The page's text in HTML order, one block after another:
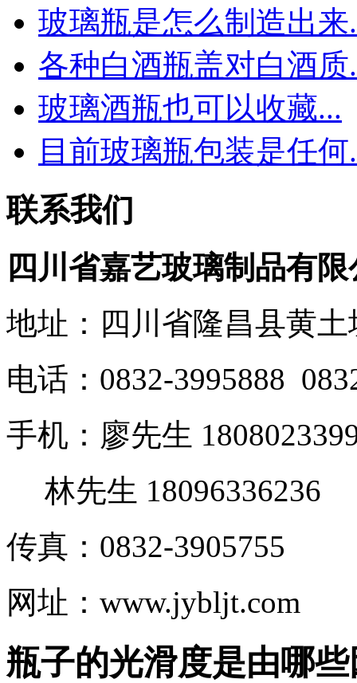
玻璃瓶是怎么制造出来
各种白酒瓶盖对白酒质
玻璃酒瓶也可以收藏...
目前玻璃瓶包装是任何
联系我们
四川省嘉艺玻璃制品有限
地址：四川省隆昌县黄
电话：0832-3995888
手机：廖先生
林先生 18096336236
传真：0832-3905755
网址：www.jybljt.com
瓶子的光滑度是由哪